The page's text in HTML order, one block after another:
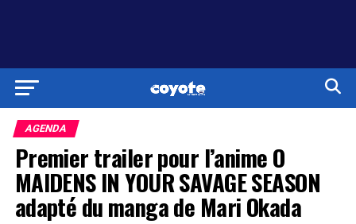
AGENDA
Premier trailer pour l’anime O
MAIDENS IN YOUR SAVAGE SEASON
adapté du manga de Mari Okada